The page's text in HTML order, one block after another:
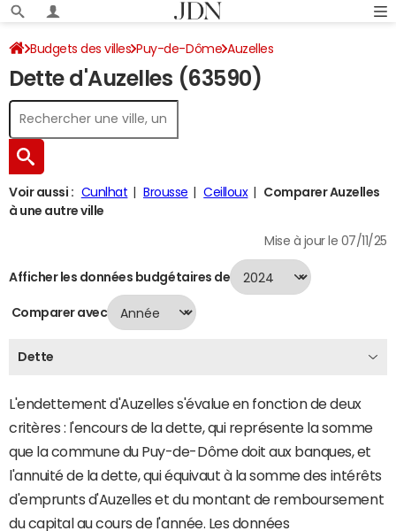
Budgets des villes Puy-de-Dôme Auzelles
Dette au 31/12/2024
Dette d'Auzelles (63590)
Voir aussi : Cunlhat Brousse Ceilloux
Comparer Auzelles
à une autre ville
Mise à jour le 07/11/25
Afficher les données budgétaires de
Comparer avec
Dette
L'endettement d'Auzelles s'évalue en fonction de deux
critères : l'encours de la dette, qui représente la somme
que la commune du Puy-de-Dôme doit aux banques, et
l'annuité de la dette, qui équivaut à la somme des intérêts
d'emprunts d'Auzelles et du montant de remboursement
du capital au cours de l'année. Les données